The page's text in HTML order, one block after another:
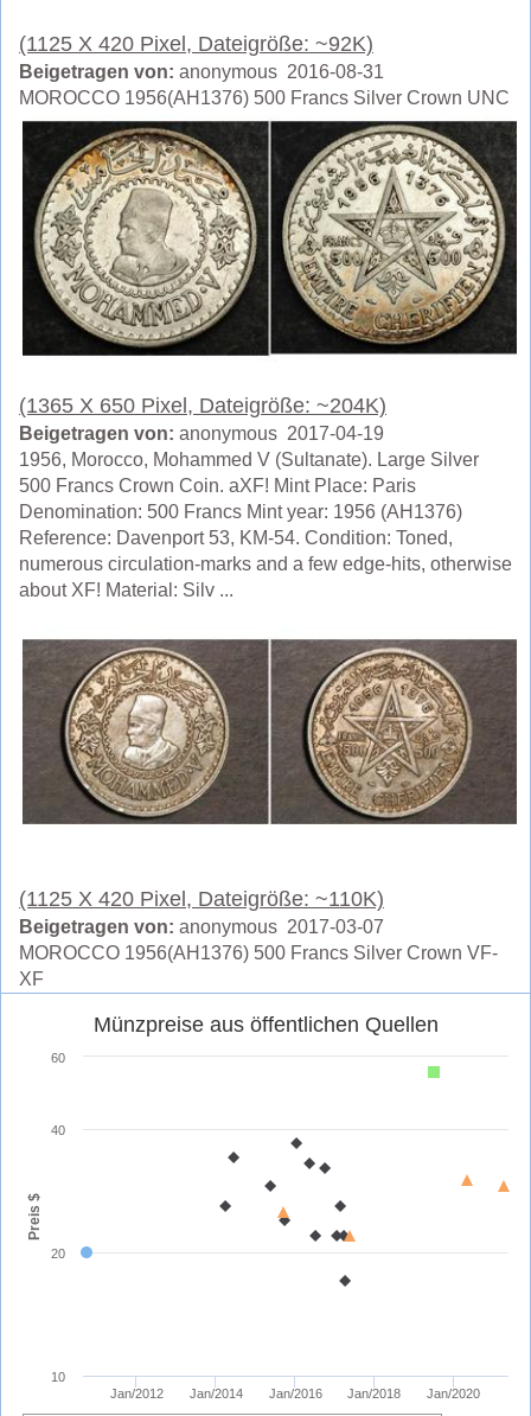
(1125 X 420 Pixel, Dateigröße: ~92K)
Beigetragen von: anonymous 2016-08-31
MOROCCO 1956(AH1376) 500 Francs Silver Crown UNC
(1365 X 650 Pixel, Dateigröße: ~204K)
Beigetragen von: anonymous 2017-04-19
1956, Morocco, Mohammed V (Sultanate). Large Silver
500 Francs Crown Coin. aXF! Mint Place: Paris
Denomination: 500 Francs Mint year: 1956 (AH1376)
Reference: Davenport 53, KM-54. Condition: Toned,
numerous circulation-marks and a few edge-hits, otherwise
about XF! Material: Silv ...
(1125 X 420 Pixel, Dateigröße: ~110K)
Beigetragen von: anonymous 2017-03-07
MOROCCO 1956(AH1376) 500 Francs Silver Crown VF-
XF